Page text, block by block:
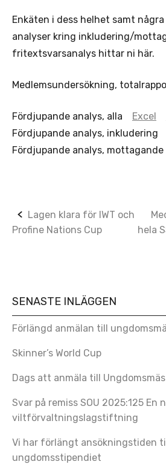
Enkäten i dess helhet samt
analyser kring inkludering/
fritextsvarsanalys hittar ni här.
Medlemsundersökning,
Fördjupande analys, alla Excel
Fördjupande analys, inkludering
Fördjupande analys,
Post
navigation
Lagen klara för IWT och
Profine Nations Cup
hela
SENASTE INLÄGGEN
Förlängd anmälan till
Skinner’s World Cup
Dags att anmäla till
Svar på remiss SOU 2025:125 En
viltförvaltningslagstiftning
Vi har förlängt ansökningstiden
ungdomsstipendiet